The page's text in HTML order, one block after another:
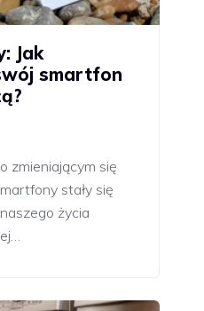
Jak
smartfon
zmieniającym się
stały się
życia